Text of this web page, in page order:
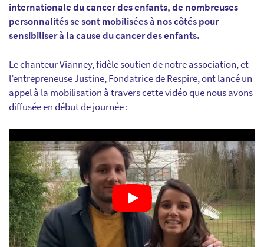
internationale du cancer des enfants, de nombreuses
personnalités se sont mobilisées à nos côtés pour
sensibiliser à la cause du cancer des enfants.
Le chanteur Vianney, fidèle soutien de notre association, et
l’entrepreneuse Justine, Fondatrice de Respire, ont lancé un
appel à la mobilisation à travers cette vidéo que nous avons
diffusée en début de journée :